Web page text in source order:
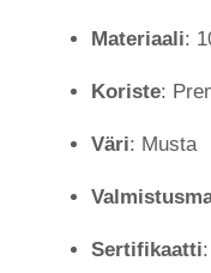
Materiaali:
Koriste:
Väri: Musta
Sertifikaatti